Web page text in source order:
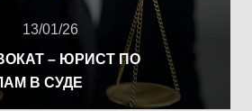
13/01/26
– ЮРИСТ ПО
В СУДЕ